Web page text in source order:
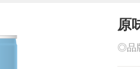
原
◎品